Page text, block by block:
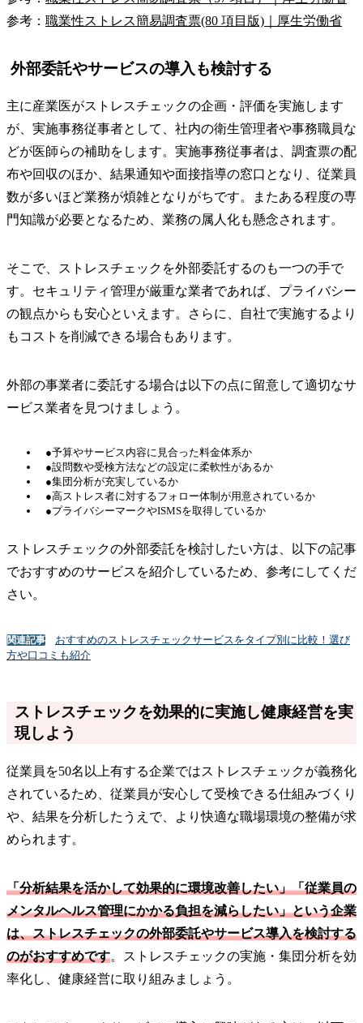
参考： 職業性ストレス簡易調査票(80 項目版)｜厚生労働省
外部委託やサービスの導入も検討する
主に産業医がストレスチェックの企画・評価を実施します
が、実施事務従事者として、社内の衛生管理者や事務職員な
どが医師らの補助をします。実施事務従事者は、調査票の配
布や回収のほか、結果通知や面接指導の窓口となり、従業員
数が多いほど業務が煩雑となりがちです。またある程度の専
門知識が必要となるため、業務の属人化も懸念されます。
そこで、ストレスチェックを外部委託するのも一つの手で
す。セキュリティ管理が厳重な業者であれば、プライバシー
の観点からも安心といえます。さらに、自社で実施するより
もコストを削減できる場合もあります。
外部の事業者に委託する場合は以下の点に留意して適切なサ
ービス業者を見つけましょう。
●予算やサービス内容に見合った料金体系か
●設問数や受検方法などの設定に柔軟性があるか
●集団分析が充実しているか
●高ストレス者に対するフォロー体制が用意されているか
●プライバシーマークやISMSを取得しているか
ストレスチェックの外部委託を検討したい方は、以下の記事
でおすすめのサービスを紹介しているため、参考にしてくだ
さい。
関連記事
おすすめのストレスチェックサービスをタイプ別に比較！選び
方や口コミも紹介
ストレスチェックを効果的に実施し健康経営を実
現しよう
従業員を50名以上有する企業ではストレスチェックが義務化
されているため、従業員が安心して受検できる仕組みづくり
や、結果を分析したうえで、より快適な職場環境の整備が求
められます。
「分析結果を活かして効果的に環境改善したい」「従業員の
メンタルヘルス管理にかかる負担を減らしたい」という企業
は、ストレスチェックの外部委託やサービス導入を検討する
のがおすすめです。ストレスチェックの実施・集団分析を効
率化し、健康経営に取り組みましょう。